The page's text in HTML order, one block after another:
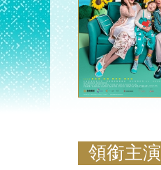
領銜主演